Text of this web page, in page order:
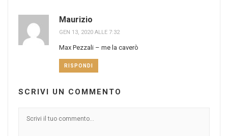
Maurizio
GEN 13, 2020 ALLE 7:32
Max Pezzali – me la caverò
RISPONDI
SCRIVI UN COMMENTO